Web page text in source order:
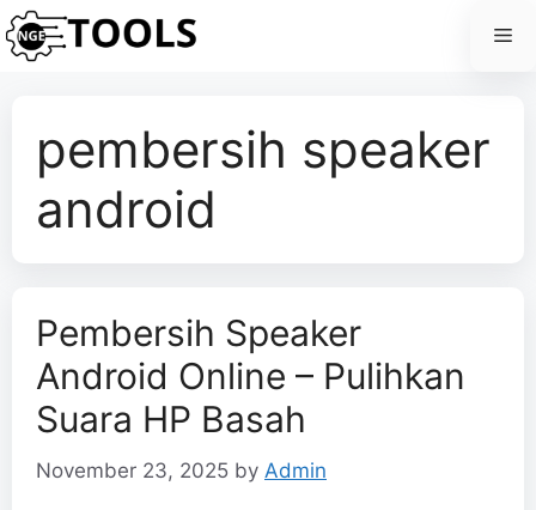
Skip
to
pembersih speaker
android
Pembersih Speaker
Android Online – Pulihkan
Suara HP Basah
November 23, 2025 by Admin